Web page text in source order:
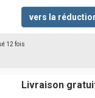
vers la
12 fois
Livraison